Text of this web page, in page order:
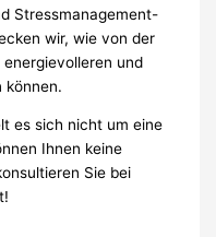
Stressmanagement-
wir, wie von der
und
können.
es sich nicht um eine
Ihnen keine
Sie bei